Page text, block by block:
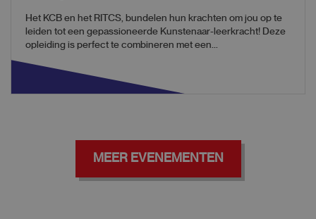
Het KCB en het RITCS, bundelen hun krachten om jou op te
leiden tot een gepassioneerde Kunstenaar-leerkracht! Deze
opleiding is perfect te combineren met een...
MEER EVENEMENTEN